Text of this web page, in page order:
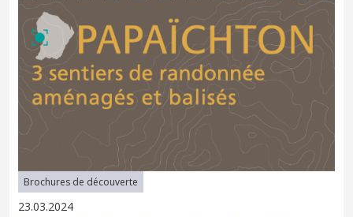
Brochures de découverte
23.03.2024